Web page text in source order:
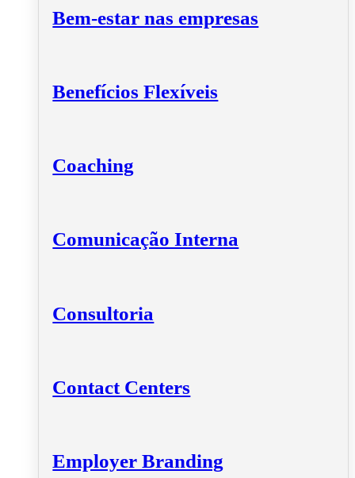
Bem-estar nas empresas
Benefícios Flexíveis
Coaching
Comunicação Interna
Consultoria
Contact Centers
Employer Branding